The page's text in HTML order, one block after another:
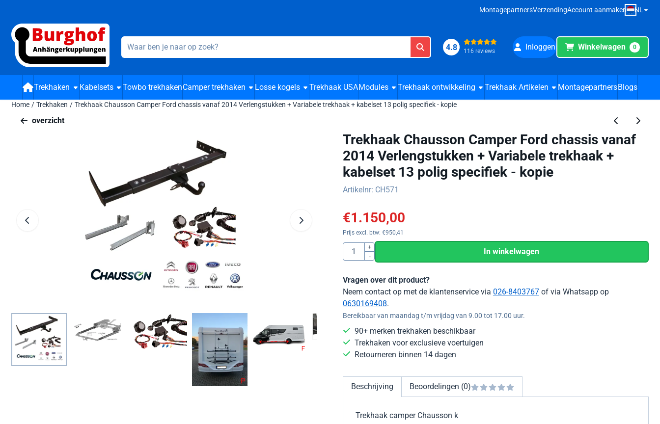
MontagepartnersVerzendingAccount aanmaken NL
Zoeken
4.8 116 reviews Inloggen Winkelwagen 0
Trekhaken Kabelsets Towbo trekhakenCamper trekhaken Losse kogels Trekhaak USAModules Trekhaak ontwikkeling Trekhaak Artikelen MontagepartnersBlogs
Home / Trekhaken / Trekhaak Chausson Camper Ford chassis vanaf 2014 Verlengstukken + Variabele trekhaak + kabelset 13 polig specifiek - kopie
overzicht
Trekhaak Chausson Camper Ford chassis vanaf
2014 Verlengstukken + Variabele trekhaak +
kabelset 13 polig specifiek - kopie
Artikelnr: CH571
€1.150,00
Prijs excl. btw: €950,41
Aantal
+
-
In winkelwagen
Vragen over dit product?
Neem contact op met de klantenservice via 026-8403767of via Whatsapp op
0630169408.
Bereikbaar van maandag t/m vrijdag van 9.00 tot 17.00 uur.
90+ merken trekhaken beschikbaar
Trekhaken voor exclusieve voertuigen
Retourneren binnen 14 dagen
Beschrijving Beoordelingen (0)
Trekhaak camper Chausson k